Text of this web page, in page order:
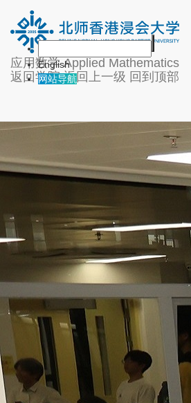
应用数学 Applied Mathematics
返回学院 返回上一级 回到顶部
English
网站导航